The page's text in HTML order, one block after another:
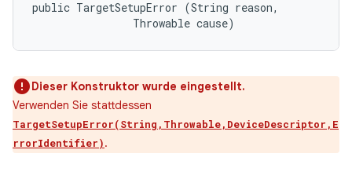
public TargetSetupError (String reason,
                Throwable cause)
Dieser Konstruktor wurde eingestellt.
Verwenden Sie stattdessen
TargetSetupError(String,Throwable,DeviceDescriptor,E
rrorIdentifier).